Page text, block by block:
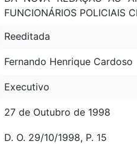
FUNCIONÁRIOS POLICIAIS
Reeditada
Fernando Henrique Cardoso
Executivo
27 de Outubro de 1998
D. O. 29/10/1998, P. 15